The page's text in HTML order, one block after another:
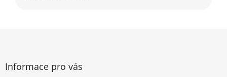
Informace pro vás